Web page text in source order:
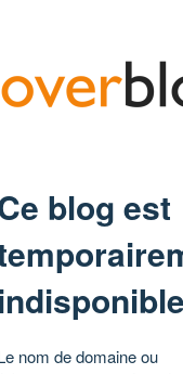
blog est
indisponible
nom de domaine ou